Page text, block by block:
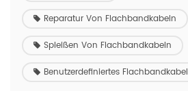
Reparatur Von Flachbandkabeln
Spleißen Von Flachbandkabeln
Benutzerdefiniertes Flachbandkabel